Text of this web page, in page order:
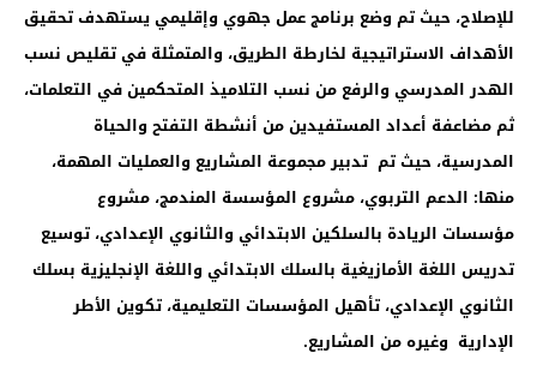
للإصلاح، حيث تم وضع برنامج عمل جهوي وإقليمي يستهدف تحقيق
الأهداف الاستراتيجية لخارطة الطريق، والمتمثلة في تقليص نسب
الهدر المدرسي والرفع من نسب التلاميذ المتحكمين في التعلمات،
ثم مضاعفة أعداد المستفيدين من أنشطة التفتح والحياة
المدرسية، حيث تم تدبير مجموعة المشاريع والعمليات المهمة،
منها: الدعم التربوي، مشروع المؤسسة المندمج، مشروع
مؤسسات الريادة بالسلكين الابتدائي والثانوي الإعدادي، توسيع
تدريس اللغة الأمازيغية بالسلك الابتدائي واللغة الإنجليزية بسلك
الثانوي الإعدادي، تأهيل المؤسسات التعليمية، تكوين الأطر
الإدارية وغيره من المشاريع.